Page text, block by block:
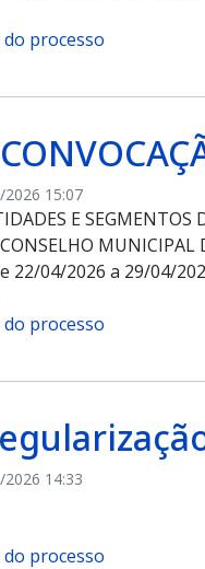
processo
15:07
E SEGMENTOS
22/04/2026 a 29/04/
processo
14:33
processo